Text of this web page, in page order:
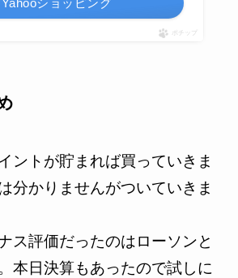
ポチップ
ントが貯まれば買っていきま
分かりませんがついていきま
ス評価だったのはローソンと
本日決算もあったので試しに